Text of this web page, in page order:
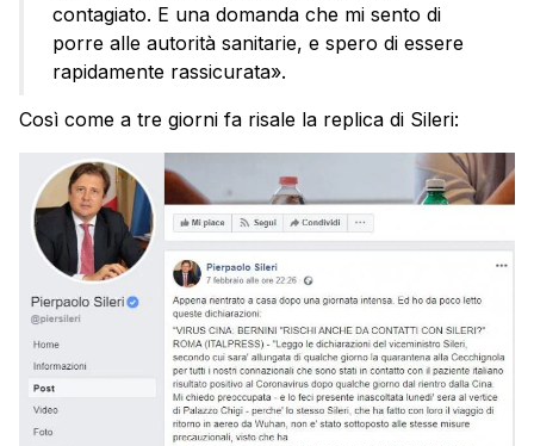
contagiato. E una domanda che mi sento di
porre alle autorità sanitarie, e spero di essere
rapidamente rassicurata».
Così come a tre giorni fa risale la replica di Sileri: